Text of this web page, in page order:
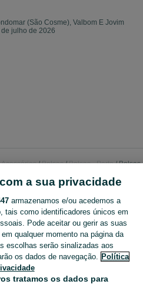
(São Cosme), Valbom E Jovim
julho de 2026
Bolsas Bolsas - Porto
Bolsas
Navegue pelos últimos anúncios de Bolsas em Gondomar (São Cosme), Valbom E Jovim no OLX Portugal. Compre e venda produtos locais com facilidade e segurança. Mostrar
a sua privacidade
armazenamos e/ou acedemos a
tais como identificadores únicos em
Pode aceitar ou gerir as suas
qualquer momento na página da
escolhas serão sinalizadas aos
os dados de navegação. Política
tratamos os dados para